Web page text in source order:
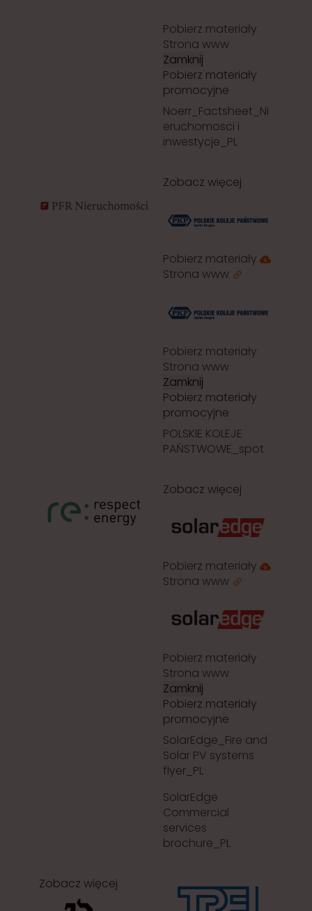
Pobierz materiały
Strona www
Zamknij
Pobierz materiały
promocyjne
Noerr_Factsheet_Ni
eruchomosci i
inwestycje_PL
Zobacz więcej
Pobierz materiały
Strona www
Pobierz materiały
Strona www
Zamknij
Pobierz materiały
promocyjne
POLSKIE KOLEJE
PAŃSTWOWE_spot
Zobacz więcej
Pobierz materiały
Strona www
Pobierz materiały
Strona www
Zamknij
Pobierz materiały
promocyjne
SolarEdge_Fire and
Solar PV systems
flyer_PL
SolarEdge
Commercial
services
brochure_PL
Zobacz więcej